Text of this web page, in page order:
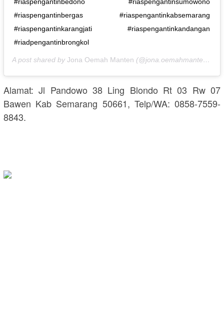
#riaspengantinbergas #riaspengantinkabsemarang
#riaspengantinkarangjati #riaspengantinkandangan
#riadpengantinbrongkol
A post shared by Jona Oemah Manten (@jona.oemahmanten) on
Alamat: Jl Pandowo 38 Ling Blondo Rt 03 Rw 07
Bawen Kab Semarang 50661, Telp/WA: 0858-7559-
8843.